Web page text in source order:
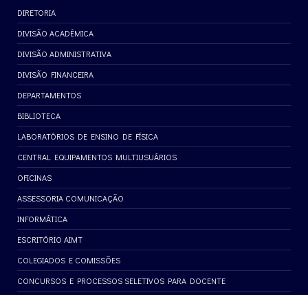
DIRETORIA
DIVISÃO ACADÊMICA
DIVISÃO ADMINISTRATIVA
DIVISÃO FINANCEIRA
DEPARTAMENTOS
BIBLIOTECA
LABORATÓRIOS DE ENSINO DE FÍSICA
CENTRAL EQUIPAMENTOS MULTIUSUÁRIOS
OFICINAS
ASSESSORIA COMUNICAÇÃO
INFORMÁTICA
ESCRITÓRIO AIMT
COLEGIADOS E COMISSÕES
CONCURSOS E PROCESSOS SELETIVOS PARA DOCENTE